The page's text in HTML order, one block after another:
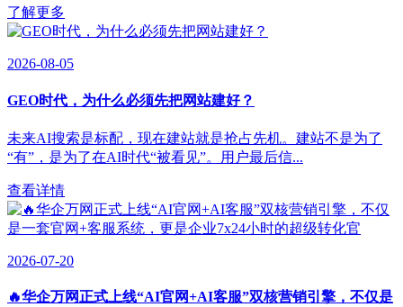
了解更多
2026-08-05
GEO时代，为什么必须先把网站建好？
未来AI搜索是标配，现在建站就是抢占先机。建站不是为了
“有”，是为了在AI时代“被看见”。用户最后信...
查看详情
2026-07-20
🔥华企万网正式上线“AI官网+AI客服”双核营销引擎，不仅是